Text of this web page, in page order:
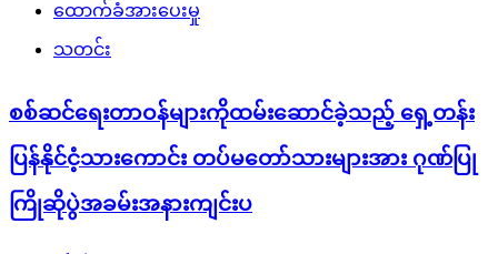
ထောက်ခံအားပေးမှု
သတင်း
စစ်ဆင်ရေးတာဝန်များကိုထမ်းဆောင်ခဲ့သည့် ရှေ့တန်း
ပြန်နိုင်ငံ့သားကောင်း တပ်မတော်သားများအား ဂုဏ်ပြု
ကြိုဆိုပွဲအခမ်းအနားကျင်းပ